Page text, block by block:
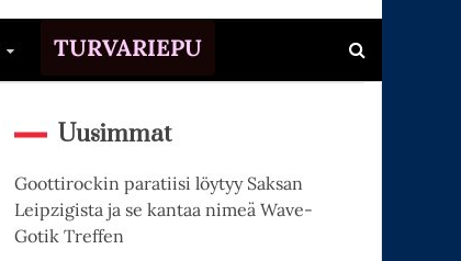
TURVARIEPU
Uusimmat
Goottirockin paratiisi löytyy Saksan
Leipzigista ja se kantaa nimeä Wave-
Gotik Treffen